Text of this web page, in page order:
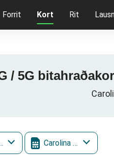
Forrit Kort Rit
/ 5G
Carolina West Wireless